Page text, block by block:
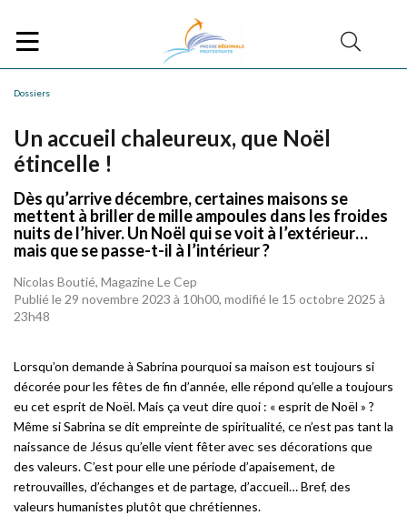
Dossiers
Un accueil chaleureux, que Noël
étincelle !
Dès qu’arrive décembre, certaines maisons se
mettent à briller de mille ampoules dans les froides
nuits de l’hiver. Un Noël qui se voit à l’extérieur…
mais que se passe-t-il à l’intérieur ?
Nicolas Boutié, Magazine Le Cep
Publié le 29 novembre 2023 à 10h00, modifié le 15 octobre 2025 à
23h48
Lorsqu’on demande à Sabrina pourquoi sa maison est toujours si
décorée pour les fêtes de fin d’année, elle répond qu’elle a toujours
eu cet esprit de Noël. Mais ça veut dire quoi : « esprit de Noël » ?
Même si Sabrina se dit empreinte de spiritualité, ce n’est pas tant la
naissance de Jésus qu’elle vient fêter avec ses décorations que
des valeurs. C’est pour elle une période d’apaisement, de
retrouvailles, d’échanges et de partage, d’accueil… Bref, des
valeurs humanistes plutôt que chrétiennes.